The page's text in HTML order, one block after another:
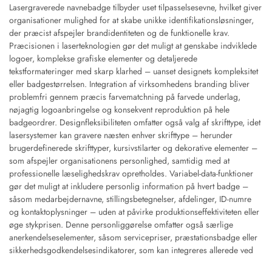
Lasergraverede navnebadge tilbyder uset tilpasselsesevne, hvilket giver
organisationer mulighed for at skabe unikke identifikationsløsninger,
der præcist afspejler brandidentiteten og de funktionelle krav.
Præcisionen i laserteknologien gør det muligt at genskabe indviklede
logoer, komplekse grafiske elementer og detaljerede
tekstformateringer med skarp klarhed – uanset designets kompleksitet
eller badgestørrelsen. Integration af virksomhedens branding bliver
problemfri gennem præcis farvematchning på farvede underlag,
nøjagtig logoanbringelse og konsekvent reproduktion på hele
badgeordrer. Designfleksibiliteten omfatter også valg af skrifttype, idet
lasersystemer kan gravere næsten enhver skrifttype – herunder
brugerdefinerede skrifttyper, kursivstilarter og dekorative elementer –
som afspejler organisationens personlighed, samtidig med at
professionelle læselighedskrav opretholdes. Variabel-data-funktioner
gør det muligt at inkludere personlig information på hvert badge –
såsom medarbejdernavne, stillingsbetegnelser, afdelinger, ID-numre
og kontaktoplysninger – uden at påvirke produktionseffektiviteten eller
øge stykprisen. Denne personliggørelse omfatter også særlige
anerkendelseselementer, såsom servicepriser, præstationsbadge eller
sikkerhedsgodkendelsesindikatorer, som kan integreres allerede ved